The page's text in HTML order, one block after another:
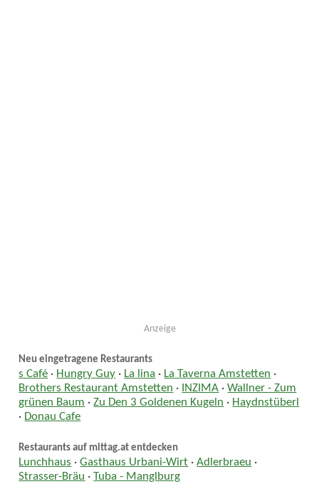
Anzeige
Neu eingetragene Restaurants
s Café · Hungry Guy · La lina · La Taverna Amstetten ·
Brothers Restaurant Amstetten · INZIMA ·Wallner - Zum
grünen Baum ·Zu Den 3 Goldenen Kugeln · Haydnstüberl
· Donau Cafe
Restaurants auf mittag.at entdecken
Lunchhaus ·Gasthaus Urbani-Wirt ·Adlerbraeu ·
Strasser-Bräu · Tuba - Manglburg